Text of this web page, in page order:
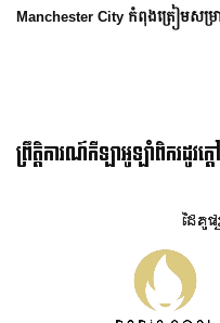
Manchester City កំពុងត្រៀមសម្
ព្រឹត្តិការណ៍កីឡាអូឡាំពិករដូវក្